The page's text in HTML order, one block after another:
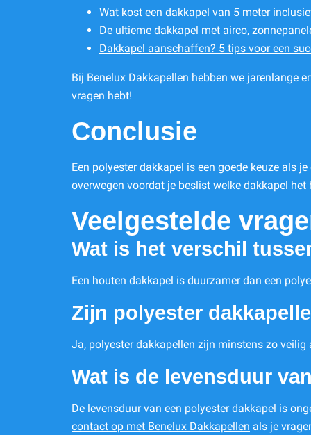
Wat kost een dakkapel van 5 meter
De ultieme dakkapel met airco,
Dakkapel aanschaffen? 5 tips voor een
Bij Benelux Dakkapellen hebben we jarenlange
vragen hebt!
Conclusie
Een polyester dakkapel is een goede keuze als
overwegen voordat je beslist welke dakkapel
Veelgestelde
Wat is het verschil
Een houten dakkapel is duurzamer dan een
Zijn polyester
Ja, polyester dakkapellen zijn minstens zo
Wat is de levensduur
De levensduur van een polyester dakkapel is
contact op met Benelux Dakkapellen als je